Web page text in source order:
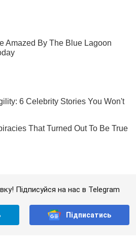
Підписуйся на нас в Telegram
Підписатись